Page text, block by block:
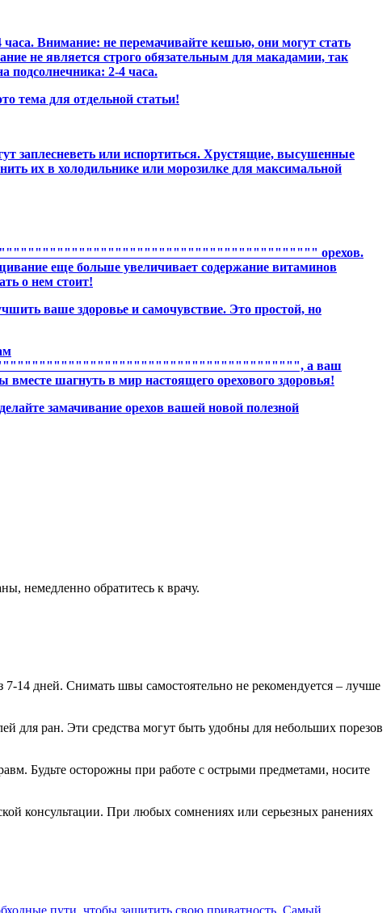
Внимание: не перемачивайте кешью, они могут стать
не является строго обязательным для макадамии, так
подсолнечника: 2-4 часа.
тема для отдельной статьи!
заплесневеть или испортиться. Хрустящие, высушенные
их в холодильнике или морозилке для максимальной
орехов.
еще больше увеличивает содержание витаминов
о нем стоит!
ваше здоровье и самочувствие. Это простой, но
а ваш
шагнуть в мир настоящего орехового здоровья!
замачивание орехов вашей новой полезной
немедленно обратитесь к врачу.
14 дней. Снимать швы самостоятельно не рекомендуется – лучше
для ран. Эти средства могут быть удобны для небольших порезов
Будьте осторожны при работе с острыми предметами, носите
консультации. При любых сомнениях или серьезных ранениях
пути, чтобы защитить свою приватность. Самый